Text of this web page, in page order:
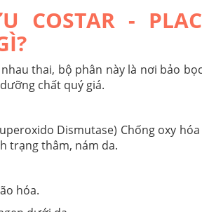
COSTAR -
thai, bộ phân này là nơi bảo
chất quý giá.
Dismutase) Chống oxy
trạng thâm, nám da.
hóa.